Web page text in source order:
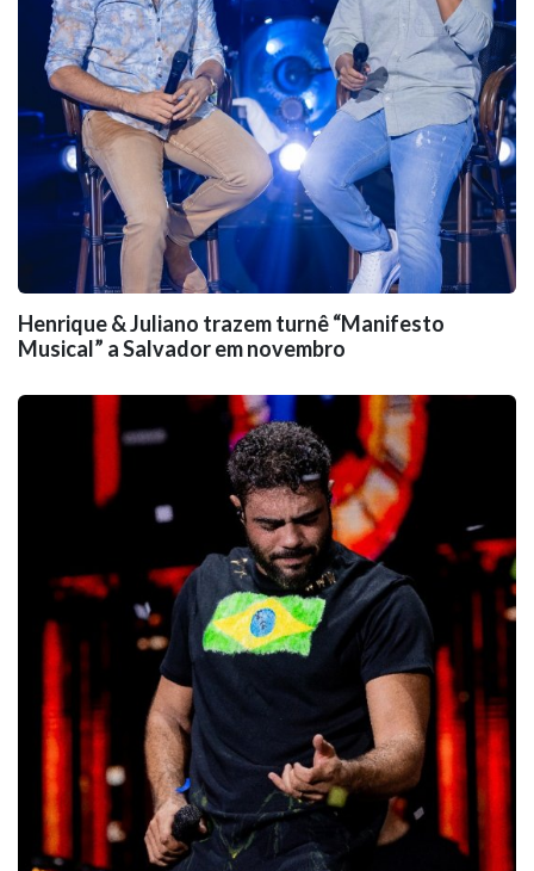
Henrique & Juliano trazem turnê “Manifesto
Musical” a Salvador em novembro